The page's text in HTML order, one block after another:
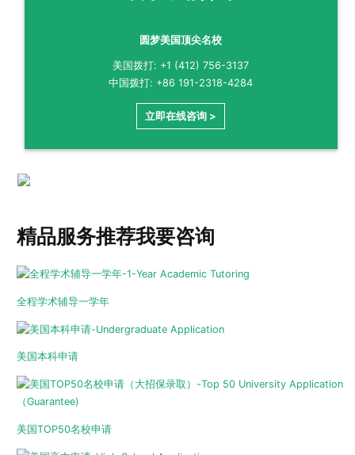
圆梦美国顶尖名校
美国拨打: +1 (412) 756-3137
中国拨打: +86 191-2318-4284
立即在线咨询 >
精品服务推荐我要咨询
全程学术辅导一学年
美国本科申请
美国TOP50名校申请